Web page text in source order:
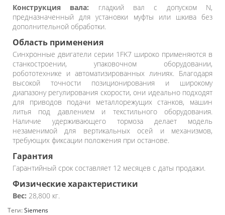
Конструкция вала: гладкий вал с допуском N,
предназначенный для установки муфты или шкива без
дополнительной обработки.
Область применения
Синхронные двигатели серии 1FK7 широко применяются в
станкостроении, упаковочном оборудовании,
робототехнике и автоматизированных линиях. Благодаря
высокой точности позиционирования и широкому
диапазону регулирования скорости, они идеально подходят
для приводов подачи металлорежущих станков, машин
литья под давлением и текстильного оборудования.
Наличие удерживающего тормоза делает модель
незаменимой для вертикальных осей и механизмов,
требующих фиксации положения при останове.
Гарантия
Гарантийный срок составляет 12 месяцев с даты продажи.
Физические характеристики
Вес: 28,800 кг.
Теги:Siemens